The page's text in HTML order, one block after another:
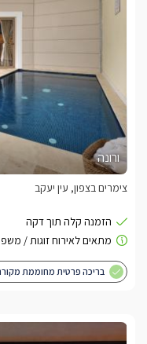
ישנה יציאה אל המרפסת
מרפסת נוף
ורונה
צימרים בצפון, עין יעקב
בריכה פרטית מחוממת